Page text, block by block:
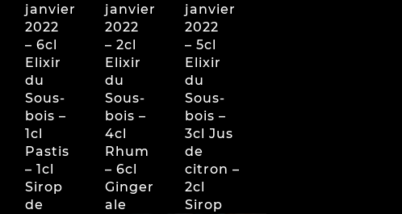
janvier
2022
– 6cl
Elixir
du
Sous-
bois –
1cl
Pastis
– 1cl
Sirop
de
janvier
2022
– 2cl
Elixir
du
Sous-
bois –
4cl
Rhum
– 6cl
Ginger
ale
janvier
2022
– 5cl
Elixir
du
Sous-
bois –
3cl Jus
de
citron –
2cl
Sirop